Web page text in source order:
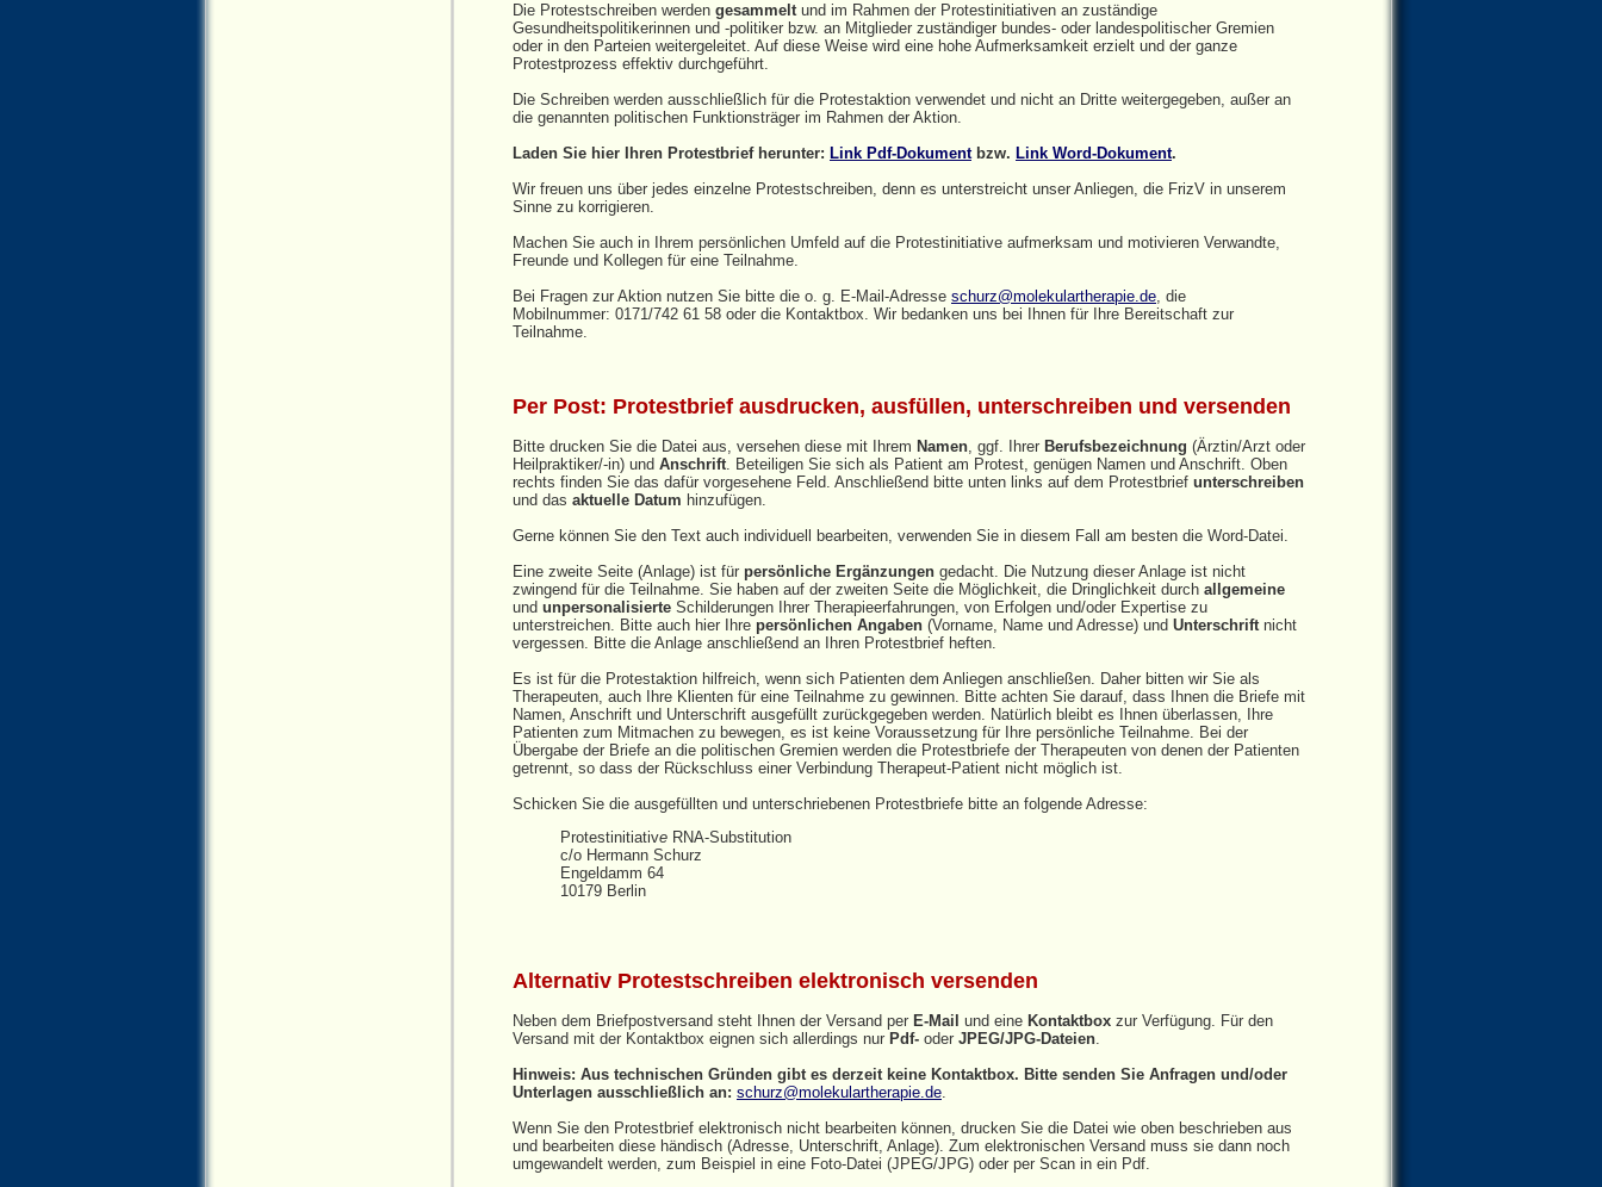
Die Protestschreiben werden gesammeltund im Rahmen der Protestinitiativen an zuständige
Gesundheitspolitikerinnen und ‑politiker bzw. an Mitglieder zuständiger bundes- oder landespolitischer Gremien
oder in den Parteien weitergeleitet. Auf diese Weise wird eine hohe Aufmerksamkeit erzielt und der ganze
Protestprozess effektiv durchgeführt.
Die Schreiben werden ausschließlich für die Protestaktion verwendet und nicht an Dritte weitergegeben, außer an
die genannten politischen Funktionsträger im Rahmen der Aktion.
Laden Sie hier Ihren Protestbrief herunter: Link Pdf-Dokumentbzw. Link Word-Dokument.
Wir freuen uns über jedes einzelne Protestschreiben, denn es unterstreicht unser Anliegen, die FrizV in unserem
Sinne zu korrigieren.
Machen Sie auch in Ihrem persönlichen Umfeld auf die Protestinitiative aufmerksam und motivieren Verwandte,
Freunde und Kollegen für eine Teilnahme.
Bei Fragen zur Aktion nutzen Sie bitte die o. g. E‑Mail‑Adresse schurz@molekulartherapie.de, die
Mobilnummer: 0171/742 61 58 oder die Kontaktbox. Wir bedanken uns bei Ihnen für Ihre Bereitschaft zur
Teilnahme.
Per Post: Protestbrief ausdrucken, ausfüllen, unterschreiben und versenden
Bitte drucken Sie die Datei aus, versehen diese mit Ihrem Namen, ggf. Ihrer Berufsbezeichnung (Ärztin/Arzt oder
Heilpraktiker/-in) und Anschrift. Beteiligen Sie sich als Patient am Protest, genügen Namen und Anschrift. Oben
rechts finden Sie das dafür vorgesehene Feld. Anschließend bitte unten links auf dem Protestbrief unterschreiben
und das aktuelle Datum hinzufügen.
Gerne können Sie den Text auch individuell bearbeiten, verwenden Sie in diesem Fall am besten die Word-Datei.
Eine zweite Seite (Anlage) ist für persönliche Ergänzungen gedacht. Die Nutzung dieser Anlage ist nicht
zwingend für die Teilnahme. Sie haben auf der zweiten Seite die Möglichkeit, die Dringlichkeit durch allgemeine
und unpersonalisierte Schilderungen Ihrer Therapieerfahrungen, von Erfolgen und/oder Expertise zu
unterstreichen. Bitte auch hier Ihre persönlichen Angaben (Vorname, Name und Adresse) und Unterschriftnicht
vergessen. Bitte die Anlage anschließend an Ihren Protestbrief heften.
Es ist für die Protestaktion hilfreich, wenn sich Patienten dem Anliegen anschließen. Daher bitten wir Sie als
Therapeuten, auch Ihre Klienten für eine Teilnahme zu gewinnen. Bitte achten Sie darauf, dass Ihnen die Briefe mit
Namen, Anschrift und Unterschrift ausgefüllt zurückgegeben werden. Natürlich bleibt es Ihnen überlassen, Ihre
Patienten zum Mitmachen zu bewegen, es ist keine Voraussetzung für Ihre persönliche Teilnahme. Bei der
Übergabe der Briefe an die politischen Gremien werden die Protestbriefe der Therapeuten von denen der Patienten
getrennt, so dass der Rückschluss einer Verbindung Therapeut-Patient nicht möglich ist.
Schicken Sie die ausgefüllten und unterschriebenen Protestbriefe bitte an folgende Adresse:
Protestinitiative RNA-Substitution
c/o Hermann Schurz
Engeldamm 64
10179 Berlin
Alternativ Protestschreiben elektronisch versenden
Neben dem Briefpostversand steht Ihnen der Versand per E-Mail und eine Kontaktbox zur Verfügung. Für den
Versand mit der Kontaktbox eignen sich allerdings nur Pdf- oder JPEG/JPG-Dateien.
Hinweis: Aus technischen Gründen gibt es derzeit keine Kontaktbox. Bitte senden Sie Anfragen und/oder
Unterlagen ausschließlich an: schurz@molekulartherapie.de.
Wenn Sie den Protestbrief elektronisch nicht bearbeiten können, drucken Sie die Datei wie oben beschrieben aus
und bearbeiten diese händisch (Adresse, Unterschrift, Anlage). Zum elektronischen Versand muss sie dann noch
umgewandelt werden, zum Beispiel in eine Foto-Datei (JPEG/JPG) oder per Scan in ein Pdf.